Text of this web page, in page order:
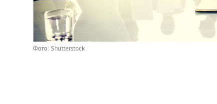
Фото: Shutterstock